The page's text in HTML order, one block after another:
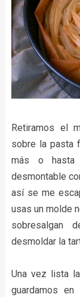
Retiramos el
sobre la pasta
más o hasta
desmontable
así se me
usas un molde
sobresalgan
desmoldar la
Una vez lista
guardamos